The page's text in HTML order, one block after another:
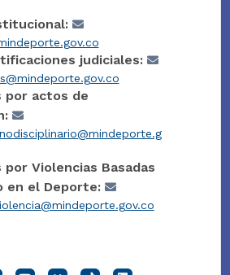
judiciales:
por actos de
por Violencias Basadas
en el Deporte: